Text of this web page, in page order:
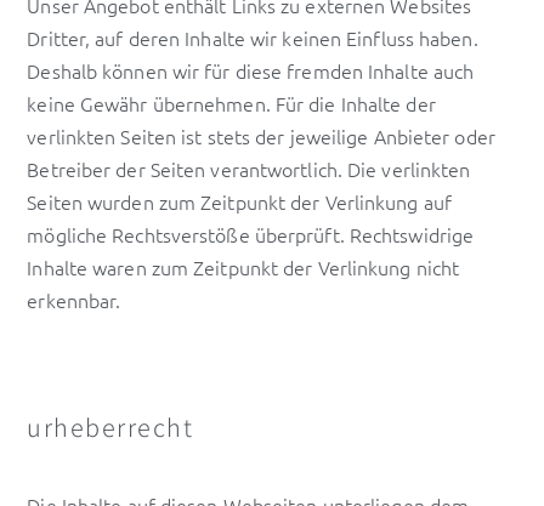
Dritter, auf deren Inhalte wir keinen Einfluss haben.
Deshalb können wir für diese fremden Inhalte auch
keine Gewähr übernehmen. Für die Inhalte der
verlinkten Seiten ist stets der jeweilige Anbieter oder
Betreiber der Seiten verantwortlich. Die verlinkten
Seiten wurden zum Zeitpunkt der Verlinkung auf
mögliche Rechtsverstöße überprüft. Rechtswidrige
Inhalte waren zum Zeitpunkt der Verlinkung nicht
erkennbar.
urheberrecht